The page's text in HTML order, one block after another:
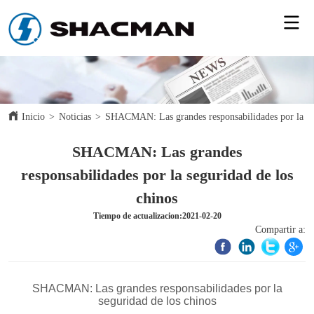
Inicio > Noticias > SHACMAN: Las grandes responsabilidades por la
SHACMAN: Las grandes
responsabilidades por la seguridad de los
chinos
Tiempo de actualizacion:2021-02-20
Compartir a: